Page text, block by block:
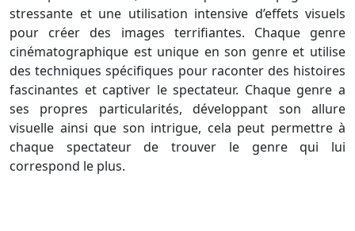
stressante et une utilisation intensive d’effets visuels
pour créer des images terrifiantes. Chaque genre
cinématographique est unique en son genre et utilise
des techniques spécifiques pour raconter des histoires
fascinantes et captiver le spectateur. Chaque genre a
ses propres particularités, développant son allure
visuelle ainsi que son intrigue, cela peut permettre à
chaque spectateur de trouver le genre qui lui
correspond le plus.